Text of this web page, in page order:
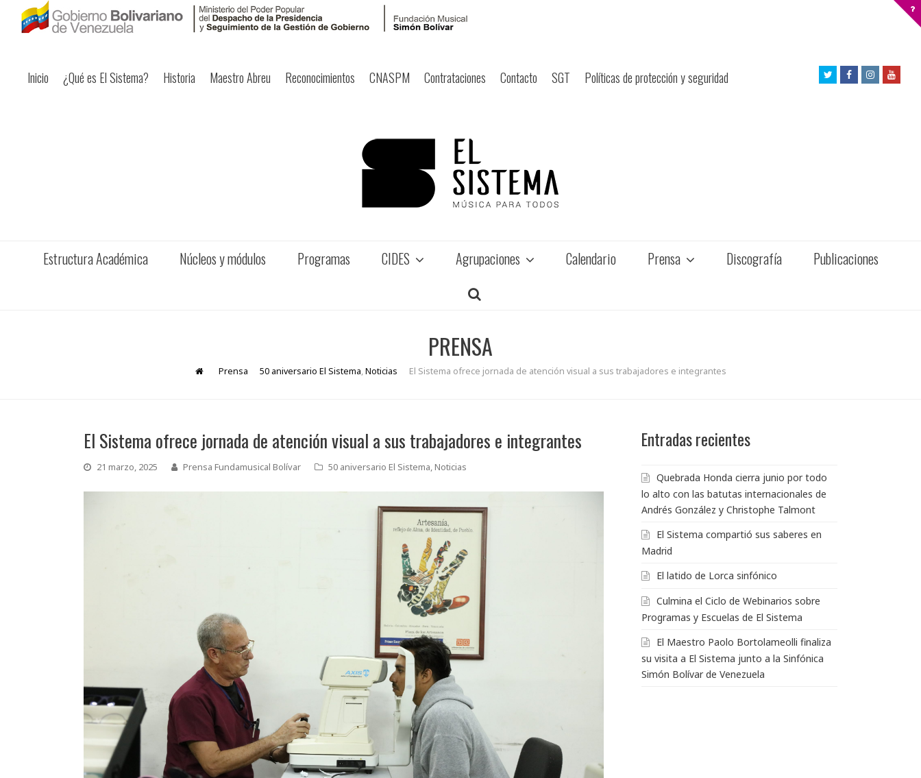
Inicio ¿Qué es El Sistema? Historia Maestro Abreu Reconocimientos CNASPM Contrataciones Contacto SGT Políticas de protección y seguridad
TwitterFacebookInstagram
Estructura Académica Núcleos y módulos Programas CIDES Agrupaciones Calendario Prensa Discografía Publicaciones
PRENSA
Prensa 50 aniversario El Sistema,Noticias El Sistema ofrece jornada de atención visual a sus trabajadores e integrantes
El Sistema ofrece jornada de atención visual a sus trabajadores e integrantes
21 marzo, 2025 Prensa Fundamusical Bolívar 50 aniversario El Sistema,Noticias
Entradas recientes
Quebrada Honda cierra junio por todo
lo alto con las batutas internacionales de
Andrés González y Christophe Talmont
El Sistema compartió sus saberes en
Madrid
El latido de Lorca sinfónico
Culmina el Ciclo de Webinarios sobre
Programas y Escuelas de El Sistema
El Maestro Paolo Bortolameolli finaliza
su visita a El Sistema junto a la Sinfónica
Simón Bolívar de Venezuela